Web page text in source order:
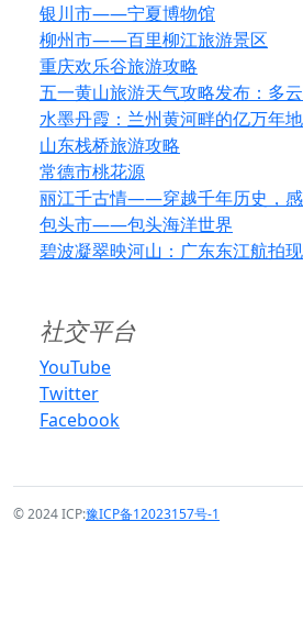
银川市——宁夏博物馆
柳州市——百里柳江旅游景区
重庆欢乐谷旅游攻略
五一黄山旅游天气攻略发布：多
水墨丹霞：兰州黄河畔的亿万年
山东栈桥旅游攻略
常德市桃花源
丽江千古情——穿越千年历史，感
包头市——包头海洋世界
碧波凝翠映河山：广东东江航拍
社交平台
YouTube
Twitter
Facebook
© 2024 ICP:豫ICP备12023157号-1